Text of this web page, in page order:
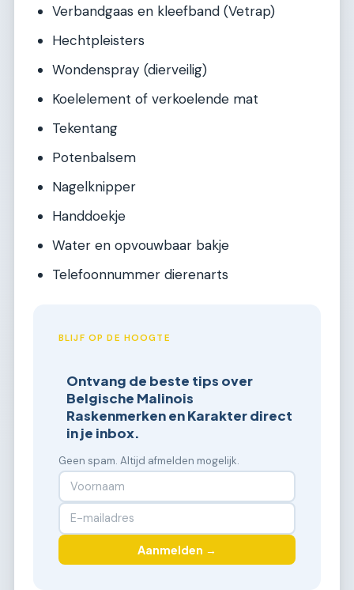
Verbandgaas en kleefband (Vetrap)
Hechtpleisters
Wondenspray (dierveilig)
Koelelement of verkoelende mat
Tekentang
Potenbalsem
Nagelknipper
Handdoekje
Water en opvouwbaar bakje
Telefoonnummer dierenarts
BLIJF OP DE HOOGTE
Ontvang de beste tips over
Belgische Malinois
Raskenmerken en Karakter direct
in je inbox.
Geen spam. Altijd afmelden mogelijk.
Aanmelden →